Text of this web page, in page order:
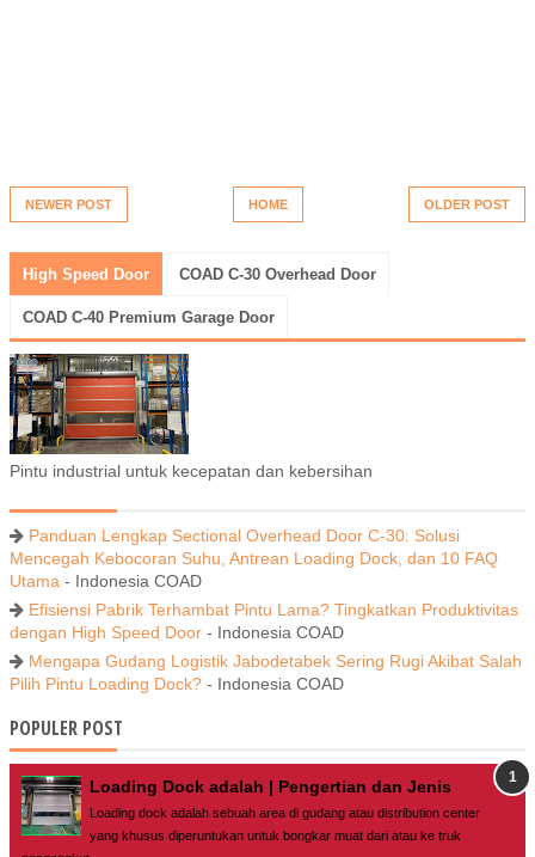
NEWER POST OLDER POST
HOME
High Speed Door COAD C-30 Overhead Door
COAD C-40 Premium Garage Door
Pintu industrial untuk kecepatan dan kebersihan
Panduan Lengkap Sectional Overhead Door C-30: Solusi
Mencegah Kebocoran Suhu, Antrean Loading Dock, dan 10 FAQ
Utama - Indonesia COAD
Efisiensi Pabrik Terhambat Pintu Lama? Tingkatkan Produktivitas
dengan High Speed Door - Indonesia COAD
Mengapa Gudang Logistik Jabodetabek Sering Rugi Akibat Salah
Pilih Pintu Loading Dock? - Indonesia COAD
POPULER POST
Loading Dock adalah | Pengertian dan Jenis
Loading dock adalah sebuah area di gudang atau distribution center
yang khusus diperuntukan untuk bongkar muat dari atau ke truk